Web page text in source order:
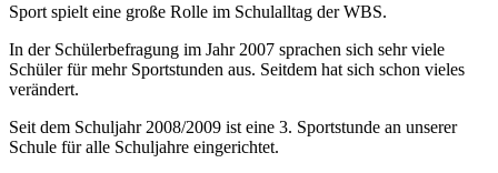
Sport spielt eine große Rolle im Schulalltag der WBS.
In der Schülerbefragung im Jahr 2007 sprachen sich sehr viele
Schüler für mehr Sportstunden aus. Seitdem hat sich schon vieles
verändert.
Seit dem Schuljahr 2008/2009 ist eine 3. Sportstunde an unserer
Schule für alle Schuljahre eingerichtet.